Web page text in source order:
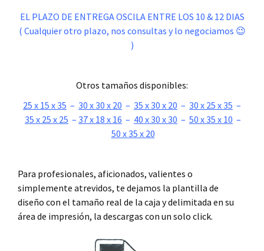
EL PLAZO DE ENTREGA OSCILA ENTRE LOS 10 & 12 DIAS
( Cualquier otro plazo, nos consultas y lo negociamos 😉
)
Otros tamaños disponibles:
25 x 15 x 35 – 30 x 30 x 20 – 35 x 30 x 20 – 30 x 25 x 35 –
35 x 25 x 25 – 37 x 18 x 16 – 40 x 30 x 30 – 50 x 35 x 10 –
50 x 35 x 20
Para profesionales, aficionados, valientes o
simplemente atrevidos, te dejamos la plantilla de
diseño con el tamaño real de la caja y delimitada en su
área de impresión, la descargas con un solo click.